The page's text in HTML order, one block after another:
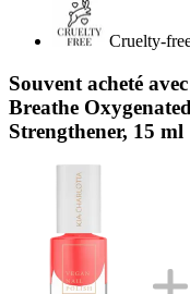
Cruelty-
Souvent acheté
Breathe
Strengthener, 15 ml